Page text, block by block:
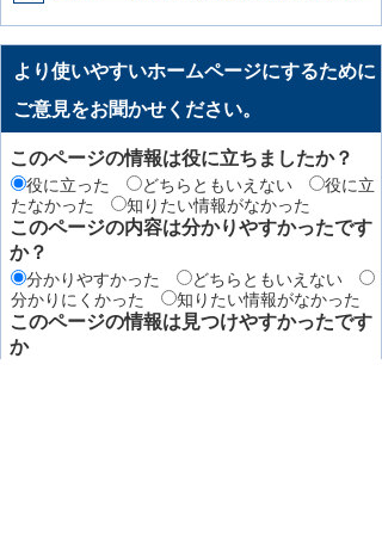
より使いやすいホームページにするために
ご意見をお聞かせください。
このページの情報は役に立ちましたか？
役に立った どちらともいえない
役に立
たなかった
知りたい情報がなかった
このページの内容は分かりやすかったです
か？
分かりやすかった
どちらともいえない
分かりにくかった
知りたい情報がなかった
このページの情報は見つけやすかったです
か